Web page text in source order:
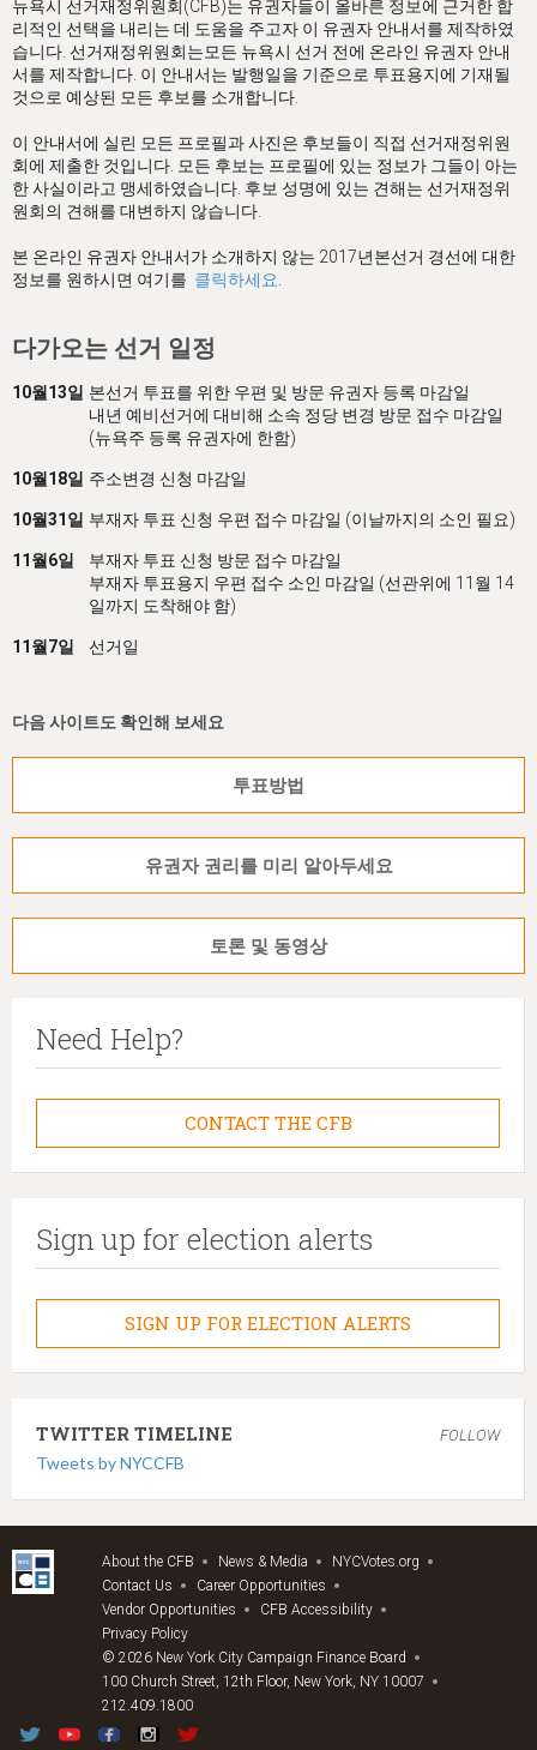
뉴욕시 선거재정위원회(CFB)는 유권자들이 올바른 정보에 근거한 합
리적인 선택을 내리는 데 도움을 주고자 이 유권자 안내서를 제작하였
습니다. 선거재정위원회는모든 뉴욕시 선거 전에 온라인 유권자 안내
서를 제작합니다. 이 안내서는 발행일을 기준으로 투표용지에 기재될
것으로 예상된 모든 후보를 소개합니다.
이 안내서에 실린 모든 프로필과 사진은 후보들이 직접 선거재정위원
회에 제출한 것입니다. 모든 후보는 프로필에 있는 정보가 그들이 아는
한 사실이라고 맹세하였습니다. 후보 성명에 있는 견해는 선거재정위
원회의 견해를 대변하지 않습니다.
본 온라인 유권자 안내서가 소개하지 않는 2017년본선거 경선에 대한
정보를 원하시면 여기를 클릭하세요
다가오는 선거 일정
10월13일 본선거 투표를 위한 우편 및 방문 유권자 등록 마감일
내년 예비선거에 대비해 소속 정당 변경 방문 접수 마감일
(뉴욕주 등록 유권자에 한함)
10월18일 주소변경 신청 마감일
10월31일 부재자 투표 신청 우편 접수 마감일 (이날까지의 소인 필요)
11월6일
부재자 투표 신청 방문 접수 마감일
부재자 투표용지 우편 접수 소인 마감일 (선관위에 11월 14
일까지 도착해야 함)
11월7일 선거일
다음 사이트도 확인해 보세요
투표방법
유권자 권리를 미리 알아두세요
토론 및 동영상
Need Help?
CONTACT THE CFB
Sign up for election alerts
SIGN UP FOR ELECTION ALERTS
TWITTER TIMELINE FOLLOW
Tweets by NYCCFB
About the CFB News & Media
NYCVotes.org
Contact Us
Career Opportunities
Vendor Opportunities
CFB Accessibility
Privacy Policy
© 2026 New York City Campaign Finance Board
100 Church Street, 12th Floor, New York, NY 10007
212.409.1800